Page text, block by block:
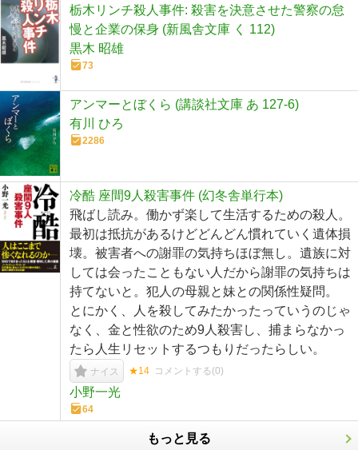
栃木リンチ殺人事件: 殺害を決意させた警察の怠
慢と企業の保身 (新風舎文庫 く 112)
黒木 昭雄
73
アンマーとぼくら (講談社文庫 あ 127-6)
有川 ひろ
2286
冷酷 座間9人殺害事件 (幻冬舎単行本)
飛ばし読み。働かず楽して生活するための殺人。
最初は抵抗があるけどどんどん慣れていく遺体損
壊。被害者への謝罪の気持ちほぼ無し。遺族に対
しては会ったこともない人だから謝罪の気持ちは
持てないと。犯人の母親と妹との関係性疑問。
とにかく、人を殺してみたかったっていうのじゃ
なく、金と性欲のため9人殺害し、捕まらなかっ
たら人生リセットするつもりだったらしい。
ナイス ★14 コメントする(0)
小野一光
64
もっと見る